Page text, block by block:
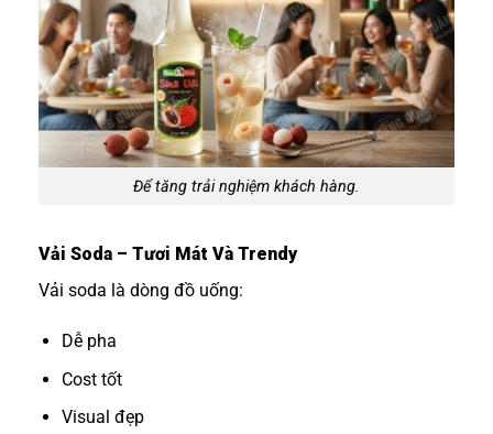
Để tăng trải nghiệm khách hàng.
Vải Soda – Tươi Mát Và Trendy
Vải soda là dòng đồ uống:
Dễ pha
Cost tốt
Visual đẹp